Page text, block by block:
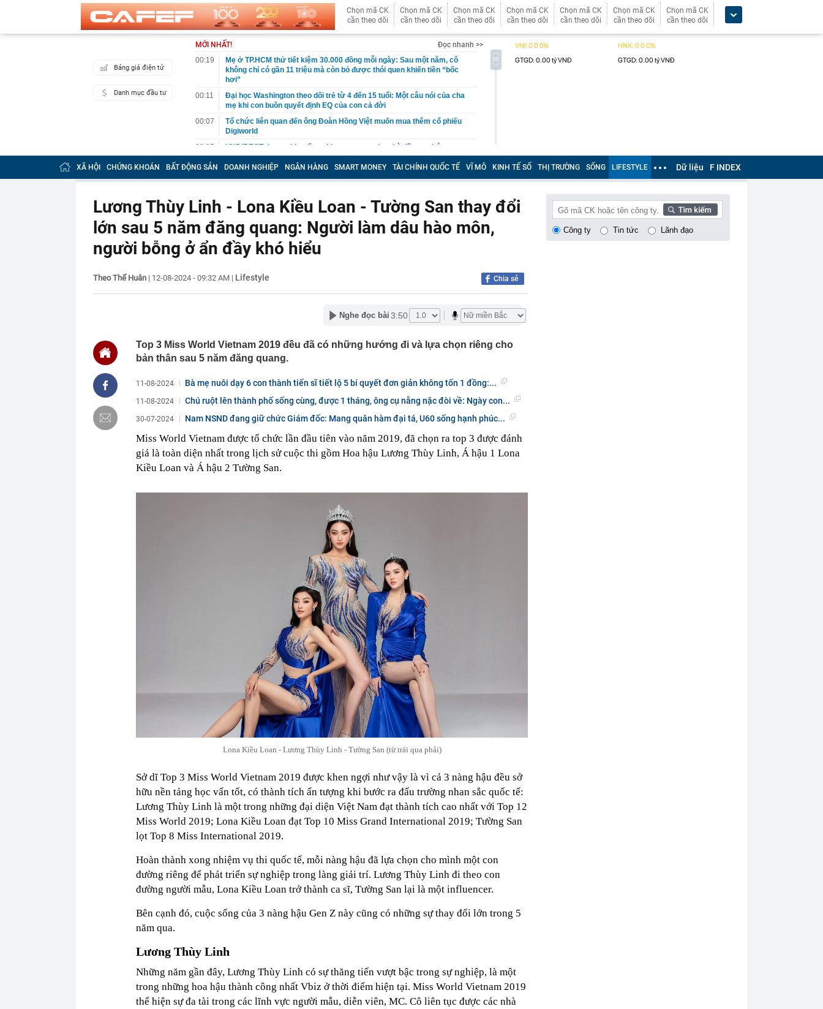
Chọn mã CK
cần theo dõi
Chọn mã CK
cần theo dõi
Chọn mã CK
cần theo dõi
Chọn mã CK
cần theo dõi
Chọn mã CK
cần theo dõi
Chọn mã CK
cần theo dõi
Chọn mã CK
cần theo dõi
Bảng giá điện tử
Danh mục đầu tư
MỚI NHẤT!
Đọc nhanh >>
00:19
Mẹ ở TP.HCM thử tiết kiệm 30.000 đồng mỗi ngày: Sau một năm, cô
không chỉ có gần 11 triệu mà còn bỏ được thói quen khiến tiền “bốc
hơi”
00:11
Đại học Washington theo dõi trẻ từ 4 đến 15 tuổi: Một câu nói của cha
mẹ khi con buồn quyết định EQ của con cả đời
00:07
Tổ chức liên quan đến ông Đoàn Hồng Việt muốn mua thêm cổ phiếu
Digiworld
00:05
VNDIRECT đưa ra khuyến nghị quan trọng cho nhà đầu tư chứng
khoán
Doanh nghiệp Việt Nam có doanh thu lớn hơn Vingroup, Petrolimex,
đăng ký vào nhóm 500 doanh nghiệp lớn nhất thế giới
00:03
Lịch chốt quyền cổ tức tuần 10-14/8: Một ngân hàng lớn "lăn chốt", cổ
tức tiền mặt cao nhất 100%
00:02
"Sự thật" về đại gia tâm linh Xuân Trường
00:01
Chuyên gia chỉ ra một tín hiệu quan trọng cho thấy VN-Index sắp bước
vào nhịp sóng mới
00:01
Khoan sâu 4.700 mét xuống đáy biển, phát hiện mỏ dầu khí trữ lượng
500 triệu m3 ngoài khơi Việt Nam
Công an xác minh giao dịch chuyển khoản 35 triệu đồng tới tài khoản
người phụ nữ SN 1984, thanh niên SN 2000 được mời tới làm việc
ngay cả khi hành khách không có mặt
23:25
4 vật vào nhà báo hiệu phong thủy rất tốt
Hoa hậu đẹp nhất nhì Việt Nam và vợ hơn 4 tuổi của Bình Minh "dính
nhau như sam" từ Việt Nam sang Mỹ
23:10
Chất lỏng đen liên tục trồi lên từ nền nhà, gia chủ gọi người kiểm tra rồi
cả khu phố phải sơ tán
vừa mở quán liền "vỡ trận"
22:59
Bật điều hòa ngủ, người phụ nữ sốt cao liên tục, phổi tổn thương hơn
một nửa: Bác sĩ cảnh báo mối nguy ít ai ngờ ngay trong nhà
Cảnh báo các ứng dụng Android có thể âm thầm theo dõi vị trí người
XÃ HỘI CHỨNG KHOÁN BẤT ĐỘNG SẢN DOANH NGHIỆP NGÂN HÀNG SMART MONEY TÀI CHÍNH QUỐC TẾ VĨ MÔ KINH TẾ SỐ THỊ TRƯỜNG SỐNG LIFESTYLE Dữ liệu F INDEX
Lương Thùy Linh - Lona Kiều Loan - Tường San thay đổi
lớn sau 5 năm đăng quang: Người làm dâu hào môn,
người bỗng ở ẩn đầy khó hiểu
Theo Thế Huân | 12-08-2024 - 09:32 AM | Lifestyle Chia sẻ
Nghe đọc bài 3:50
Top 3 Miss World Vietnam 2019 đều đã có những hướng đi và lựa chọn riêng cho
bản thân sau 5 năm đăng quang.
11-08-2024 Bà mẹ nuôi dạy 6 con thành tiến sĩ tiết lộ 5 bí quyết đơn giản không tốn 1 đồng:...
11-08-2024 Chú ruột lên thành phố sống cùng, được 1 tháng, ông cụ nằng nặc đòi về: Ngày con...
30-07-2024 Nam NSND đang giữ chức Giám đốc: Mang quân hàm đại tá, U60 sống hạnh phúc...
Miss World Vietnam được tổ chức lần đầu tiên vào năm 2019, đã chọn ra top 3 được đánh
giá là toàn diện nhất trong lịch sử cuộc thi gồm Hoa hậu Lương Thùy Linh, Á hậu 1 Lona
Kiều Loan và Á hậu 2 Tường San.
Lona Kiều Loan - Lương Thùy Linh - Tường San (từ trái qua phải)
Sở dĩ Top 3 Miss World Vietnam 2019 được khen ngợi như vậy là vì cả 3 nàng hậu đều sở
hữu nền tảng học vấn tốt, có thành tích ấn tượng khi bước ra đấu trường nhan sắc quốc tế:
Lương Thùy Linh là một trong những đại diện Việt Nam đạt thành tích cao nhất với Top 12
Miss World 2019; Lona Kiều Loan đạt Top 10 Miss Grand International 2019; Tường San
lọt Top 8 Miss International 2019.
Hoàn thành xong nhiệm vụ thi quốc tế, mỗi nàng hậu đã lựa chọn cho mình một con
đường riêng để phát triển sự nghiệp trong làng giải trí. Lương Thùy Linh đi theo con
đường người mẫu, Lona Kiều Loan trở thành ca sĩ, Tường San lại là một influencer.
Bên cạnh đó, cuộc sống của 3 nàng hậu Gen Z này cũng có những sự thay đổi lớn trong 5
năm qua.
Lương Thùy Linh
Những năm gần đây, Lương Thùy Linh có sự thăng tiến vượt bậc trong sự nghiệp, là một
trong những hoa hậu thành công nhất Vbiz ở thời điểm hiện tại. Miss World Vietnam 2019
thể hiện sự đa tài trong các lĩnh vực người mẫu, diễn viên, MC. Cô liên tục được các nhà
Công ty Tin tức Lãnh đạo